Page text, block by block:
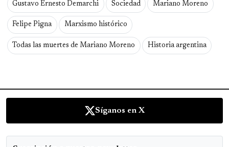
Gustavo Ernesto Demarchi Sociedad Mariano Moreno
Felipe Pigna Marxismo histórico
Todas las muertes de Mariano Moreno Historia argentina
Síganos en X